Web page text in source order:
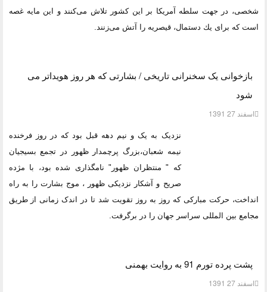
شخصى، در جهت سلطه آمریكا بر این كشور تلاش مى‌كنند و این مایه غصه
است كه براى یك دستمال، قیصریه را آتش مى‌زنند.
بازخوانی یک سخنرانی تاریخی / بشارتی که هر روز هویداتر می
شود
اسفند 27 1391
نزدیک به یک و نیم دهه قبل بود که در روز فرخنده
نیمه شعبان،بزرگ پرچمدار ظهور در تجمع بسیجیان
که " منتظران ظهور" نامگذاری شده بود، با مژده
صریح و آشکار نزدیکی ظهور ، موج بشارت را به راه
انداخت، حرکت مبارکی که روز به روز تقویت شد تا در اندک زمانی از طریق
مجامع بین المللی سراسر جهان را در برگرفت.
پشت پرده تورم 91 به روایت بهمنی
اسفند 27 1391